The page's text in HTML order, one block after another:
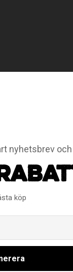
i flera olika färger.
nyhetsbrev och
köp